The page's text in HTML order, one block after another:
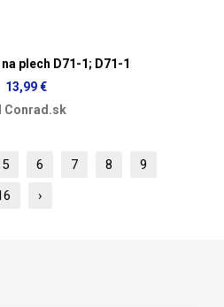
plech D71-1; D71-1
13,99 €
Conrad.sk
5 6 7 8
9
›